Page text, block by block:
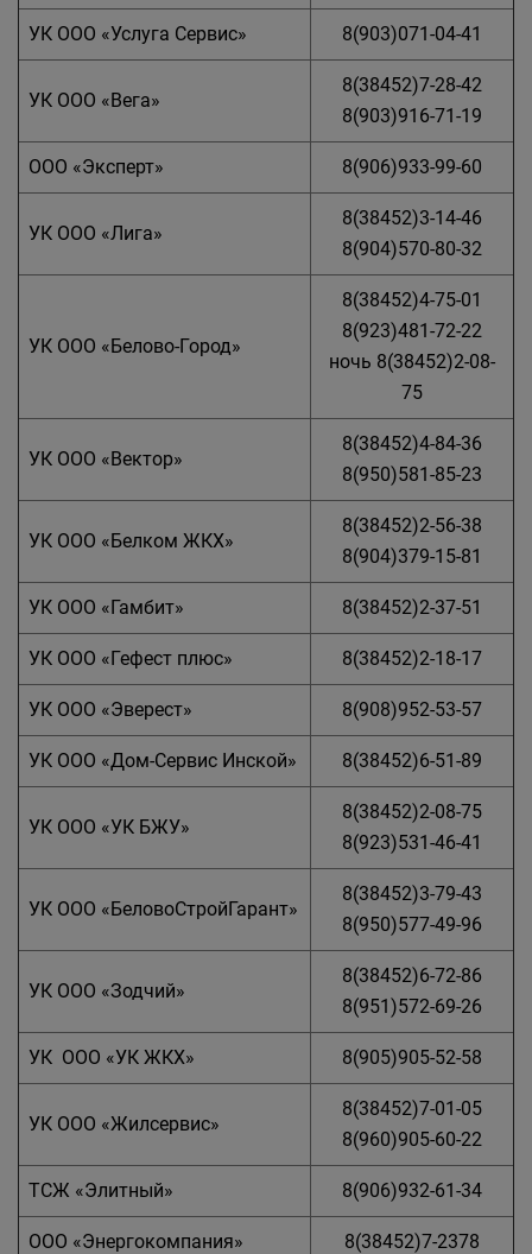
УК ООО «Услуга Сервис» 8(903)071-04-41
УК ООО «Вега»
8(38452)7-28-42
8(903)916-71-19
ООО «Эксперт» 8(906)933-99-60
УК ООО «Лига»
8(38452)3-14-46
8(904)570-80-32
УК ООО «Белово-Город»
8(38452)4-75-01
8(923)481-72-22
ночь 8(38452)2-08-
75
УК ООО «Вектор»
8(38452)4-84-36
8(950)581-85-23
УК ООО «Белком ЖКХ»
8(38452)2-56-38
8(904)379-15-81
УК ООО «Гамбит» 8(38452)2-37-51
УК ООО «Гефест плюс» 8(38452)2-18-17
УК ООО «Эверест» 8(908)952-53-57
УК ООО «Дом-Сервис Инской» 8(38452)6-51-89
УК ООО «УК БЖУ»
8(38452)2-08-75
8(923)531-46-41
УК ООО «БеловоСтройГарант»
8(38452)3-79-43
8(950)577-49-96
УК ООО «Зодчий»
8(38452)6-72-86
8(951)572-69-26
УК ООО «УК ЖКХ» 8(905)905-52-58
УК ООО «Жилсервис»
8(38452)7-01-05
8(960)905-60-22
ТСЖ «Элитный» 8(906)932-61-34
ООО «Энергокомпания» 8(38452)7-2378